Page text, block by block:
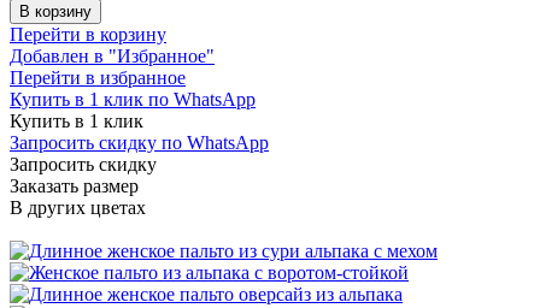
В корзину
Перейти в корзину
Добавлен в "Избранное"
Перейти в избранное
Купить в 1 клик по WhatsApp
Купить в 1 клик
Запросить скидку по WhatsApp
Запросить скидку
Заказать размер
В других цветах